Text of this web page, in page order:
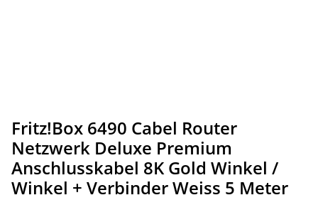
Fritz!Box 6490 Cabel Router
Netzwerk Deluxe Premium
Anschlusskabel 8K Gold Winkel /
Winkel + Verbinder Weiss 5 Meter